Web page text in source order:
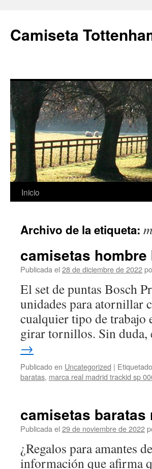
Camiseta
Saltar
contenido
Inicio
Archivo de la etiqueta:
camisetas
Publicada el 28 de diciembre de 2022
El set de puntas Bosch
unidades para atornillar
cualquier tipo de trabajo
girar tornillos. Sin
→
Publicado en Uncategorized | Etiquetado
baratas, marca real madrid trackid sp
camisetas baratas
Publicada el 29 de noviembre de 2022
¿Regalos para amantes
información que afirma